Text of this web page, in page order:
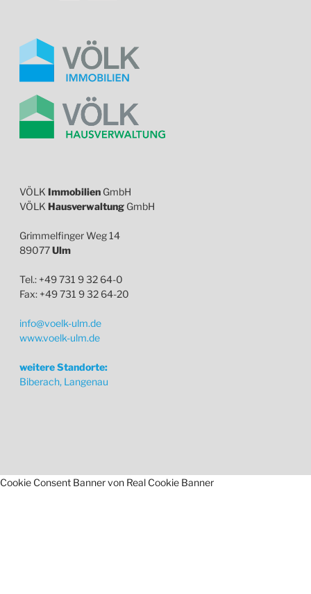
VÖLK Immobilien GmbH
VÖLK Hausverwaltung GmbH
Grimmelfinger Weg 14
89077Ulm
Tel.: +49 731 9 32 64-0
Fax: +49 731 9 32 64-20
info@voelk-ulm.de
www.voelk-ulm.de
weitere Standorte:
Biberach, Langenau
Cookie Consent Banner von Real Cookie Banner